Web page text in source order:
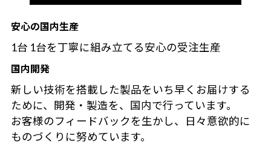
安心の国内生産
1台 1台を丁寧に組み立てる安心の受注生産
国内開発
新しい技術を搭載した製品をいち早くお届けする
ために、開発・製造を、国内で行っています。
お客様のフィードバックを生かし、日々意欲的に
ものづくりに努めています。